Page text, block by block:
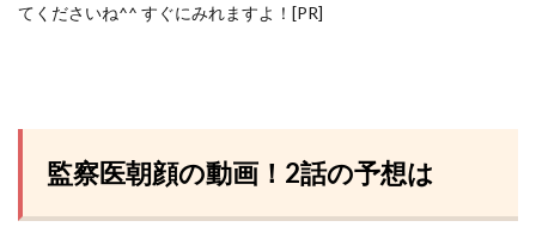
てくださいね^^ すぐにみれますよ！[PR]
監察医朝顔の動画！2話の予想は